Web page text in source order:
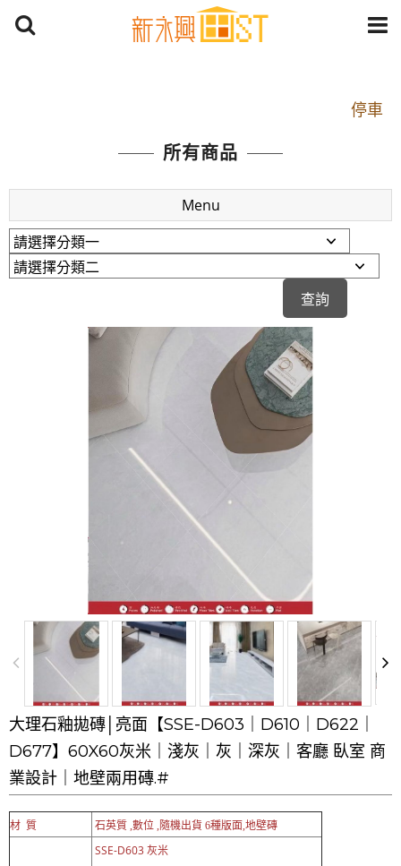
停車
捷運： 中和線【頂溪站 2 號出口】往中山路1段139
原Line已滿 無法加Line好友 請親愛的客戶加入
LINE官方帳號@a0975005573
開車：中山路1段 到永平路路口(樂華夜市口)門口可
停車
捷運： 中和線【頂溪站 2 號出口】往中山路1段139
號約10分鐘
原Line已滿 無法加Line好友 請親愛的客戶加入
LINE官方帳號@a0975005573
所有商品
Menu
大理石釉拋磚│亮面【SSE-D603｜D610｜D622｜
D677】60X60灰米｜淺灰｜灰｜深灰｜客廳 臥室 商
業設計｜地壁兩用磚.#
材 質 石英質 ,數位 ,隨機出貨 6種版面,地壁磚
SSE-D603 灰米